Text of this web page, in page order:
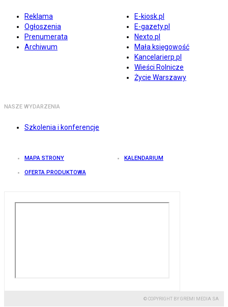
Reklama
Ogłoszenia
Prenumerata
Archiwum
E-kiosk.pl
E-gazety.pl
Nexto.pl
Mała księgowość
Kancelarierp.pl
Wieści Rolnicze
Życie Warszawy
NASZE WYDARZENIA
Szkolenia i konferencje
MAPA STRONY KALENDARIUM
OFERTA PRODUKTOWA
© COPYRIGHT BY GREMI MEDIA SA